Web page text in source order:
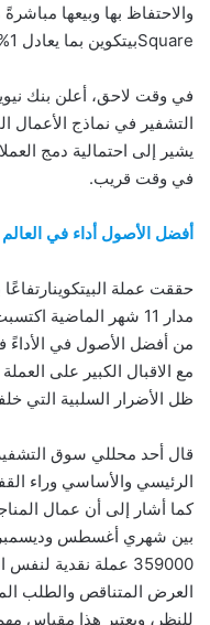
والاحتفاظ بها وبيعها
Squareبيتكوين بما يعادل 1% من أصول الشركة.
التشفير في نماذج الأعمال
يشير إلى احتمالية دمج
في وقت قريب.
أفضل الأصول أداء في العالم
من أفضل الأصول في الأداءً
مع الاقبال الكبير على
ظل الأضرار السلبية التي
قال أحد محللي سوق
الرئيسي والأساسي وراء
بين شهري أغسطس
359000 عملة نقدية
العرض المتناقص والطلب
للنظر، ويعتبر هذا مقياس